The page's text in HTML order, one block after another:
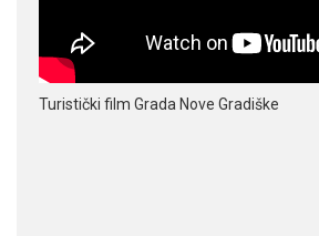
Turistički film Grada Nove Gradiške